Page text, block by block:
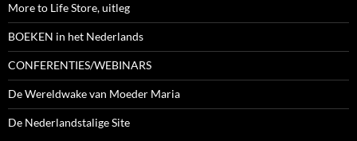
More to Life Store, uitleg
BOEKEN in het Nederlands
CONFERENTIES/WEBINARS
De Wereldwake van Moeder Maria
De Nederlandstalige Site